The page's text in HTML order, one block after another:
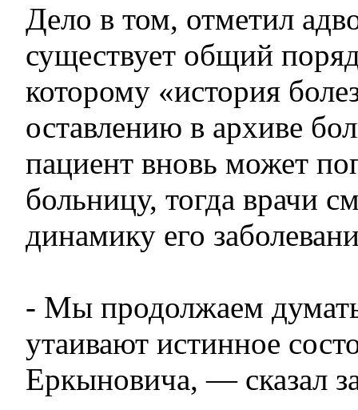
Дело в том, отметил
существует общий
которому «история
оставлению в архиве
пациент вновь может
больницу, тогда врачи
динамику его
- Мы продолжаем
утаивают истинное
Еркыновича, — сказал